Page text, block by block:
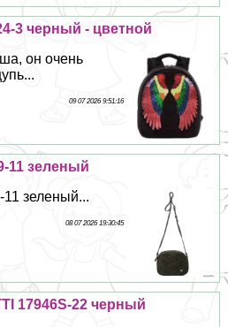
3 черный - цветной
он очень
09 07 2026 9:51:16
11 зеленый
зеленый...
08 07 2026 19:30:45
17946S-22 черный